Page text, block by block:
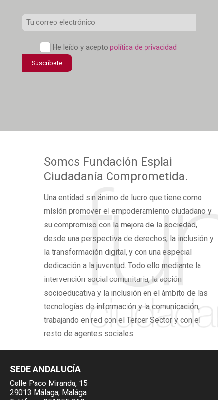
Correo
Política
confidencialidad
He leído y aceptopolítica de privacidad
Suscríbete
Somos Fundación Esplai
Ciudadanía Comprometida.
Una entidad sin ánimo de lucro que tiene como
misión promover el empoderamiento ciudadano y
su compromiso con la mejora de la sociedad,
desde una perspectiva de derechos, la inclusión y
la transformación digital, y con una especial
dedicación a la juventud. Todo ello mediante la
intervención social comunitaria, la acción
socioeducativa y la inclusión en el ámbito de las
tecnologías de información y la comunicación,
trabajando en red con el Tercer Sector y con el
resto de agentes sociales.
SEDE ANDALUCÍA
Calle Paco Miranda, 15
29013 Málaga, Malága